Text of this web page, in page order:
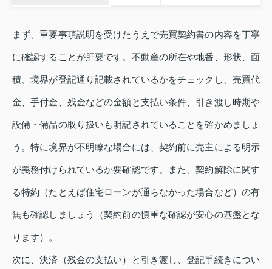
まず、重要事項説明を受けたうえで売買契約書の内容を丁寧
に確認することが肝要です。不動産の所在や地番、形状、面
積、境界が登記通り記載されているかをチェックし、売買代
金、手付金、残金などの金額と支払い条件、引き渡し時期や
設備・備品の取り扱いも明記されていることを確かめましょ
う。特に境界が不明瞭な場合には、契約前に売主による明示
が義務付けられているか要確認です。また、契約解除に関す
る特約（たとえば住宅ローンが通らなかった場合など）の有
無も確認しましょう（契約前の慎重な確認が安心の基盤とな
ります）。
次に、決済（残金の支払い）と引き渡し、登記手続きについ